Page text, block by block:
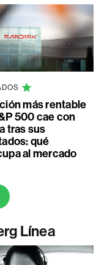
más rentable
500 cae con
tras sus
qué
al mercado
Línea